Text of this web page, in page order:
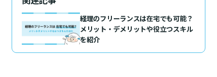
経理のフリーランスは在宅でも可能？
メリット・デメリットや役立つスキル
を紹介